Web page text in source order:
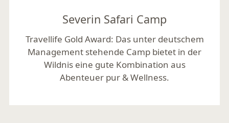
Severin Safari Camp
Travellife Gold Award: Das unter deutschem
Management stehende Camp bietet in der
Wildnis eine gute Kombination aus
Abenteuer pur & Wellness.